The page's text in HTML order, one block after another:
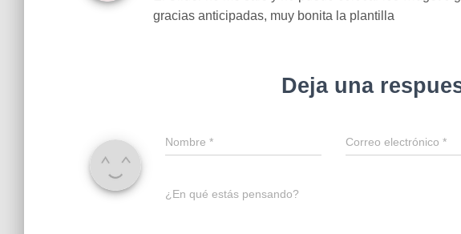
gracias anticipadas, muy bonita la plantilla
Deja una
Nombre * Correo electrónico*
¿En qué estás pensando?